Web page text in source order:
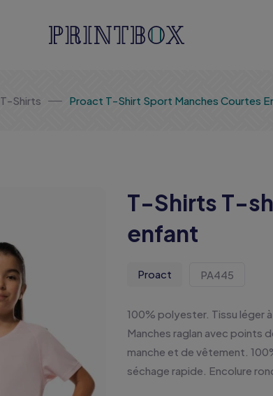
T-Shirts Proact T-Shirt Sport Manches Courtes
T-Shirts T-
enfant
Proact PA445
100% polyester. Tissu léger
Manches raglan avec points
manche et de vêtement.
séchage rapide. Encolure